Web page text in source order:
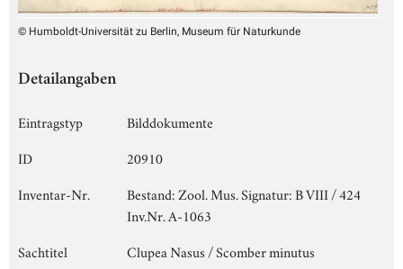
© Humboldt-Universität zu Berlin, Museum für Naturkunde
Detailangaben
Eintragstyp
Bilddokumente
ID
20910
Inventar-Nr.
Bestand: Zool. Mus. Signatur: B VIII / 424
Inv.Nr. A-1063
Sachtitel
Clupea Nasus / Scomber minutus